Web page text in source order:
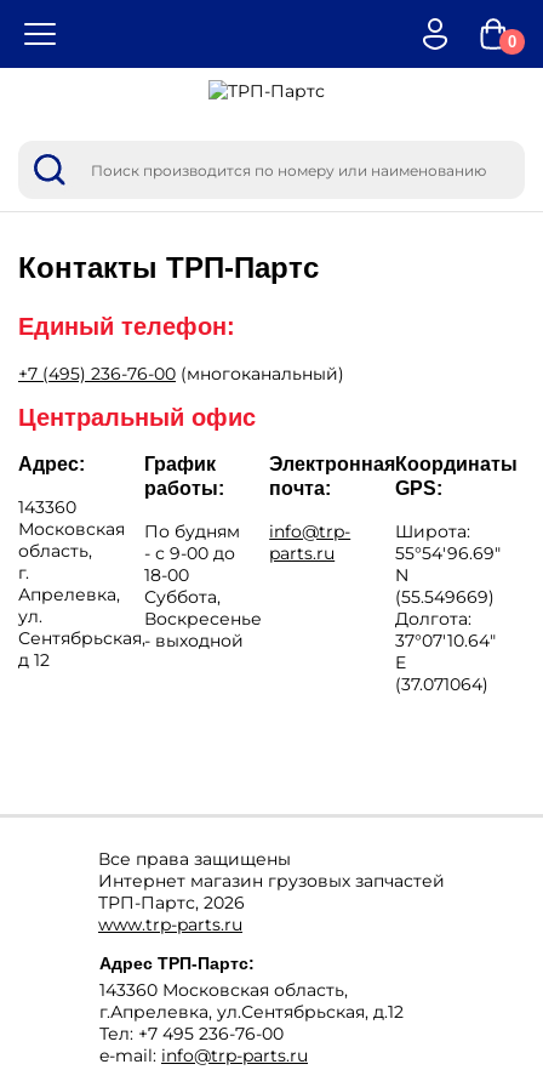
0
Контакты ТРП-Партс
Единый телефон:
+7 (495) 236-76-00 (многоканальный)
Центральный офис
Адрес:
143360
Московская
область,
г.
Апрелевка,
ул.
Сентябрьская,
д 12
График
работы:
По будням
- с 9-00 до
18-00
Суббота,
Воскресенье
- выходной
Электронная
почта:
info@trp-
parts.ru
Координаты
GPS:
Широта:
55°54'96.69"
N
(55.549669)
Долгота:
37°07′10.64″
E
(37.071064)
Все права защищены
Интернет магазин грузовых запчастей
ТРП-Партс, 2026
www.trp-parts.ru
Адрес ТРП-Партс:
143360 Московская область,
г.Апрелевка, ул.Сентябрьская, д.12
Тел: +7 495 236-76-00
e-mail: info@trp-parts.ru